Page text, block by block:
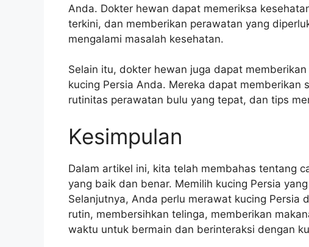
Anda. Dokter hewan dapat memeriksa
terkini, dan memberikan perawatan yang
mengalami masalah kesehatan.
Selain itu, dokter hewan juga dapat
kucing Persia Anda. Mereka dapat memberikan
rutinitas perawatan bulu yang tepat, dan tips
Kesimpulan
Dalam artikel ini, kita telah membahas tentang
yang baik dan benar. Memilih kucing Persia
Selanjutnya, Anda perlu merawat kucing Persia
rutin, membersihkan telinga, memberikan
waktu untuk bermain dan berinteraksi dengan